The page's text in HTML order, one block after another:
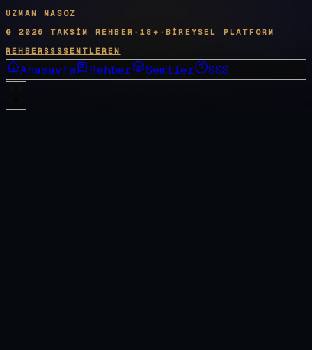
UZMAN MASOZ
© 2026 TAKSIM REHBER ·18+ ·BIREYSEL PLATFORM
REHBERSSSSEMTLEREN
Anasayfa Rehber Semtler SSS